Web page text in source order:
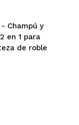
Champú y
en 1 para
de roble